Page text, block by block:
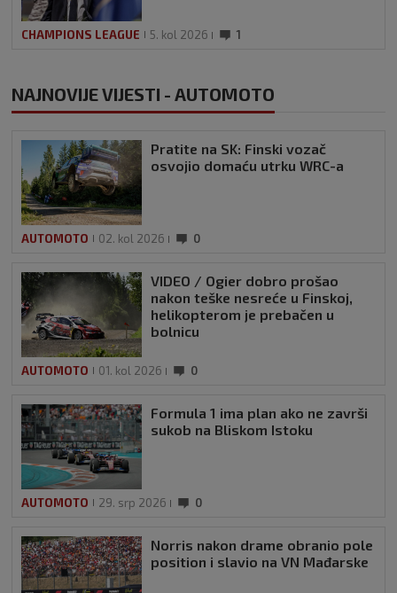
CHAMPIONS LEAGUE 5. kol 2026 1
NAJNOVIJE VIJESTI - AUTOMOTO
Pratite na SK: Finski vozač
osvojio domaću utrku WRC-a
AUTOMOTO 02. kol 2026 0
VIDEO / Ogier dobro prošao
nakon teške nesreće u Finskoj,
helikopterom je prebačen u
bolnicu
AUTOMOTO 01. kol 2026 0
Formula 1 ima plan ako ne završi
sukob na Bliskom Istoku
AUTOMOTO 29. srp 2026 0
Norris nakon drame obranio pole
position i slavio na VN Mađarske